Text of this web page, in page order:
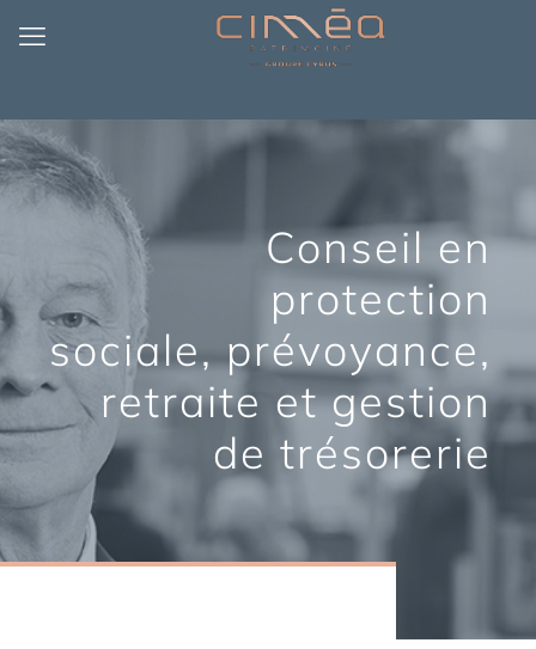
Conseil en
protection
sociale, prévoyance,
retraite et gestion
de trésorerie